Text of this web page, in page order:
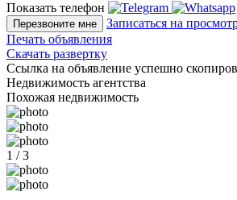
Показать телефон
Перезвоните мне
Записаться на
Печать объявления
Скачать развертку
Ссылка на объявление успешно
Недвижимость агентства
Похожая недвижимость
1 / 3